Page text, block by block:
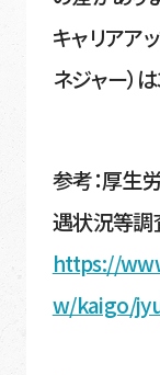
キャリアア
ネジャー）
参考：厚
遇状況等調
https://
w/kaigo/